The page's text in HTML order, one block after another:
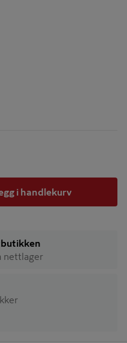
i handlekurv
nettlager